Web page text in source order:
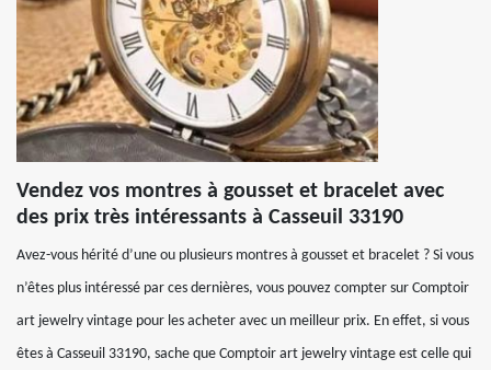
Vendez vos montres à gousset et bracelet avec
des prix très intéressants à Casseuil 33190
Avez-vous hérité d’une ou plusieurs montres à gousset et bracelet ? Si vous
n’êtes plus intéressé par ces dernières, vous pouvez compter sur Comptoir
art jewelry vintage pour les acheter avec un meilleur prix. En effet, si vous
êtes à Casseuil 33190, sache que Comptoir art jewelry vintage est celle qui